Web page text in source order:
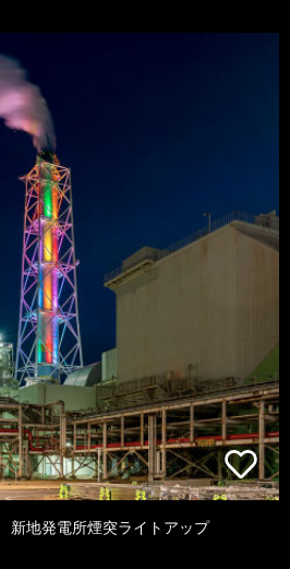
地発電所煙突ライトアップ